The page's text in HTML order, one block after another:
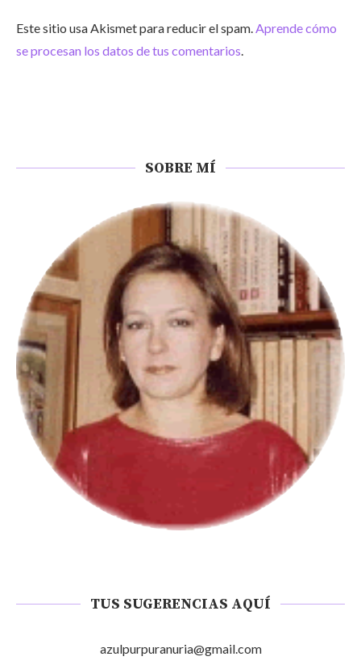
Este sitio usa Akismet para reducir el spam. Aprende cómo
se procesan los datos de tus comentarios
SOBRE MÍ
TUS SUGERENCIAS AQUÍ
azulpurpuranuria@gmail.com